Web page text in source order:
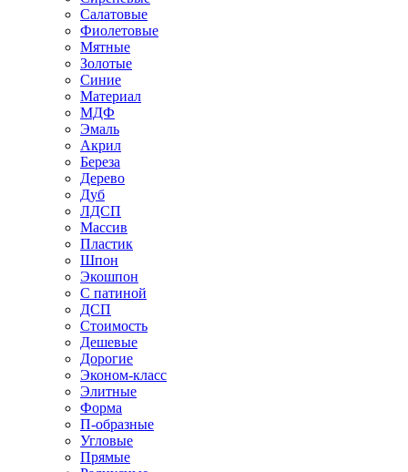
Салатовые
Фиолетовые
Мятные
Золотые
Синие
Материал
МДФ
Эмаль
Акрил
Береза
Дерево
Дуб
ЛДСП
Массив
Пластик
Шпон
Экошпон
С патиной
ДСП
Стоимость
Дешевые
Дорогие
Эконом-класс
Элитные
Форма
П-образные
Угловые
Прямые